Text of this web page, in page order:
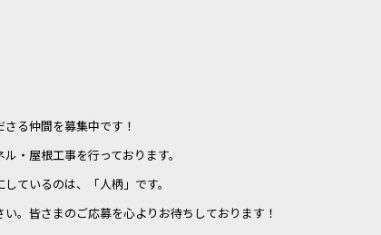
る仲間を募集中です！
・屋根工事を行っております。
ているのは、「人柄」です。
。皆さまのご応募を心よりお待ちしております！